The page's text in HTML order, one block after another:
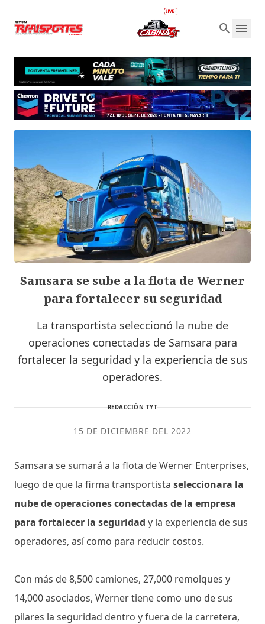
Samsara se sube a la flota de Werner
para fortalecer su seguridad
La transportista seleccionó la nube de
operaciones conectadas de Samsara para
fortalecer la seguridad y la experiencia de sus
operadores.
REDACCIÓN TYT
15 DE DICIEMBRE DEL 2022
Samsara se sumará a la flota de Werner Enterprises,
luego de que la firma transportista seleccionara la
nube de operaciones conectadas de la empresa
para fortalecer la seguridad y la experiencia de sus
operadores, así como para reducir costos.
Con más de 8,500 camiones, 27,000 remolques y
14,000 asociados, Werner tiene como uno de sus
pilares la seguridad dentro y fuera de la carretera,